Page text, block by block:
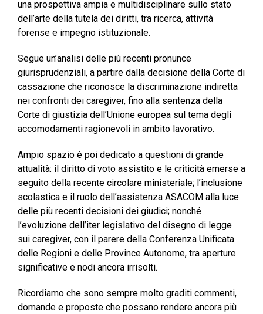
una prospettiva ampia e multidisciplinare sullo stato
dell’arte della tutela dei diritti, tra ricerca, attività
forense e impegno istituzionale.
Segue un’analisi delle più recenti pronunce
giurisprudenziali, a partire dalla decisione della Corte di
cassazione che riconosce la discriminazione indiretta
nei confronti dei caregiver, fino alla sentenza della
Corte di giustizia dell’Unione europea sul tema degli
accomodamenti ragionevoli in ambito lavorativo.
Ampio spazio è poi dedicato a questioni di grande
attualità: il diritto di voto assistito e le criticità emerse a
seguito della recente circolare ministeriale; l’inclusione
scolastica e il ruolo dell’assistenza ASACOM alla luce
delle più recenti decisioni dei giudici; nonché
l’evoluzione dell’iter legislativo del disegno di legge
sui caregiver, con il parere della Conferenza Unificata
delle Regioni e delle Province Autonome, tra aperture
significative e nodi ancora irrisolti.
Ricordiamo che sono sempre molto graditi commenti,
domande e proposte che possano rendere ancora più